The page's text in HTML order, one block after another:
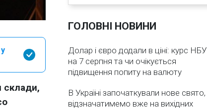
склади,
ГОЛОВНІ НОВИНИ
Долар і євро додали в ціні: курс НБУ
на 7 серпня та чи очікується
підвищення попиту на валюту
В Україні започаткували нове свято,
відзначатимемо вже на вихідних